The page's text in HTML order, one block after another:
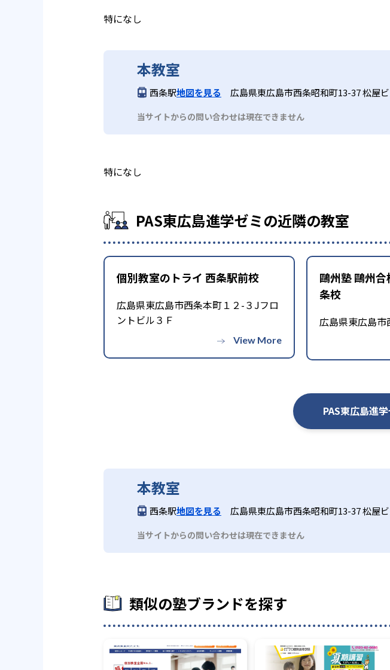
特になし
本教室
西条駅地図を見る 広島県東広島市西条昭和町13-37 松屋
当サイトからの問い合わせは現在できません
特になし
PAS東広島進学ゼミの近隣の教室
個別教室のトライ 西条駅前校
広島県東広島市西条本町１２-３Jフロ
ントビル３Ｆ
鷗州塾 鷗州
条校
広島県東広島
PAS東広島進
本教室
西条駅地図を見る 広島県東広島市西条昭和町13-37 松屋
当サイトからの問い合わせは現在できません
類似の塾ブランドを探す